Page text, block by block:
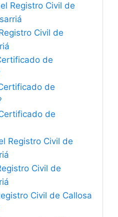
Registro Civil de
Civil de
de
de
de
Registro Civil de
Civil de
Civil de Callosa